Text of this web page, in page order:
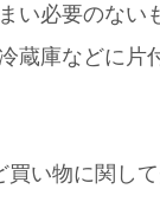
い必要のない
蔵庫などに片
い物に関して